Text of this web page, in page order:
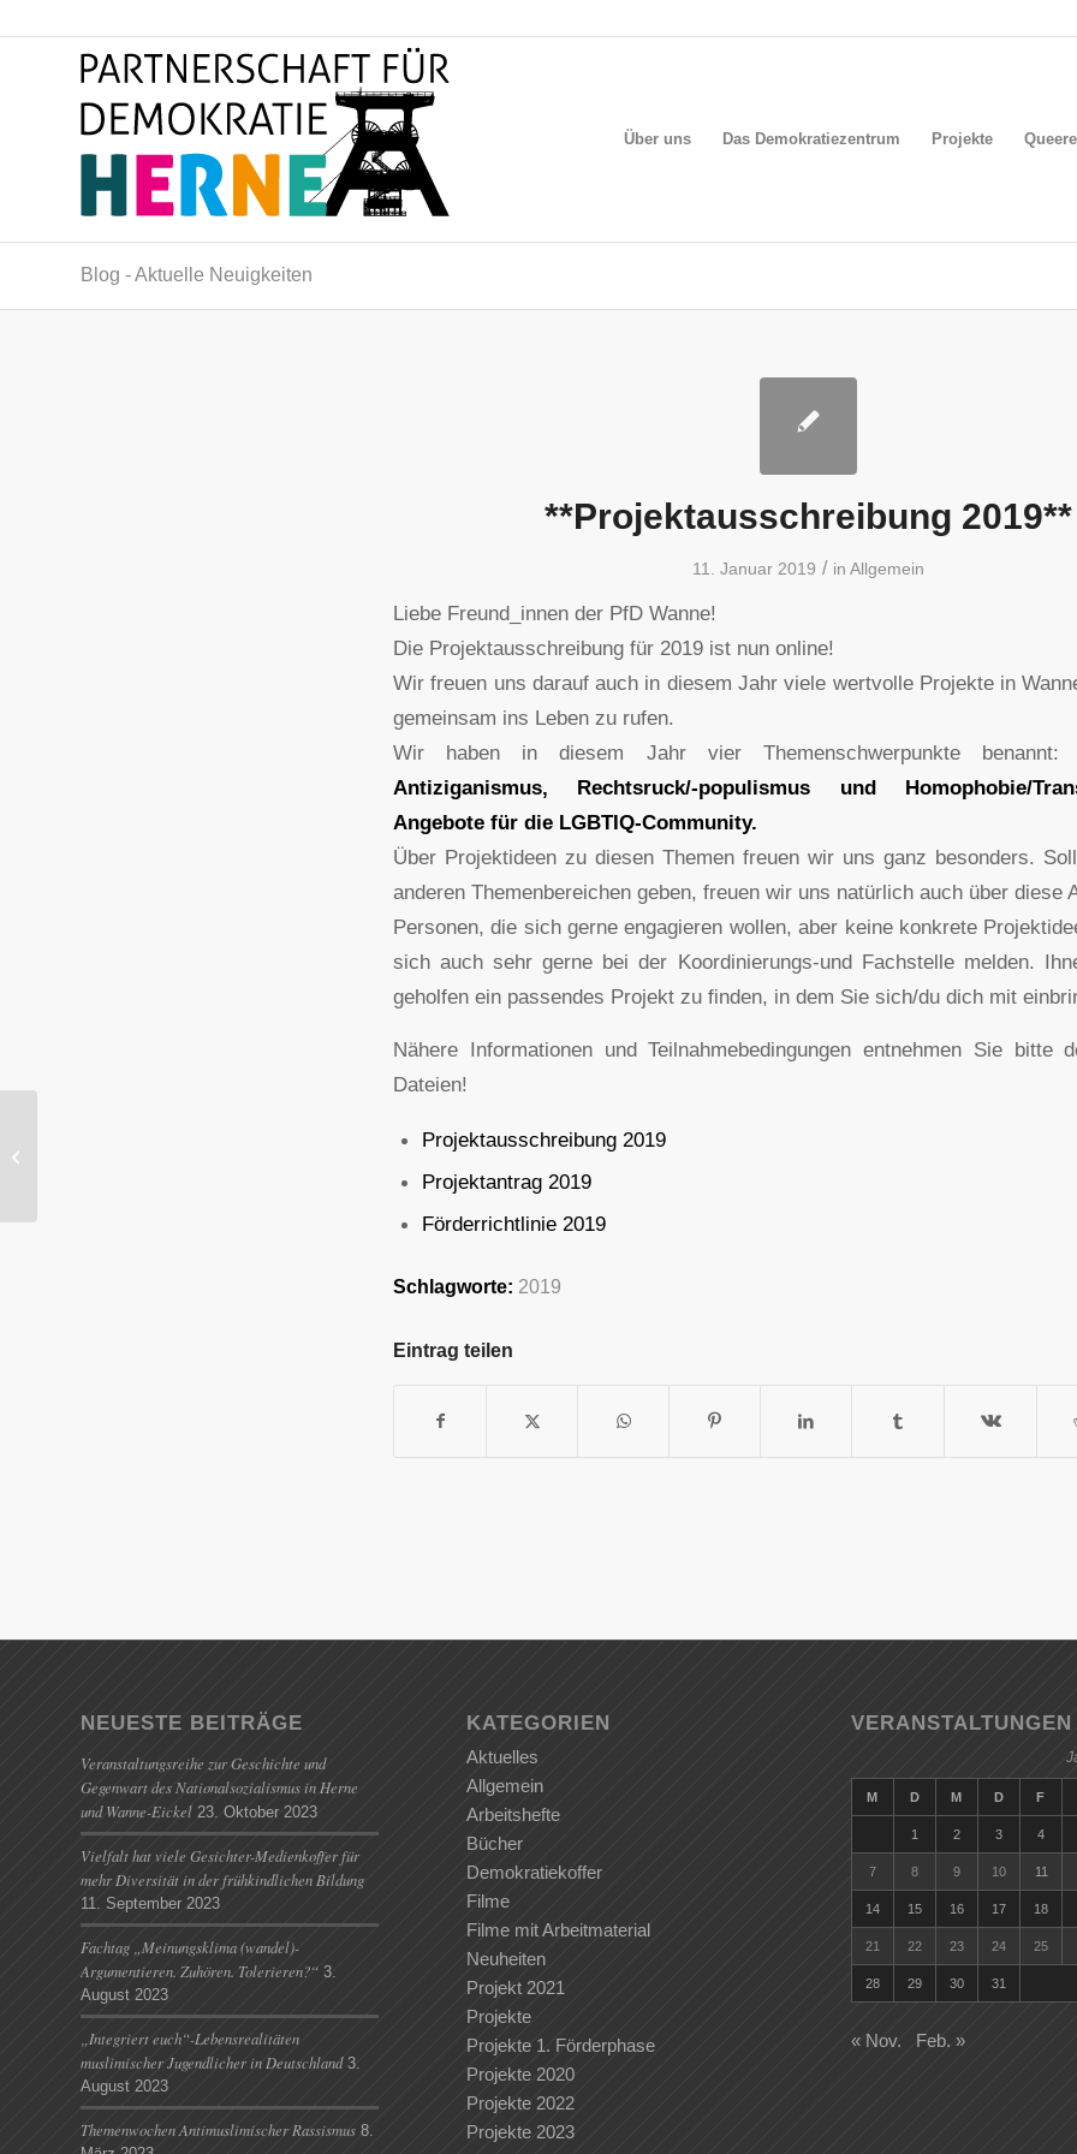
Über uns Das Demokratiezentrum Projekte
Blog - Aktuelle Neuigkeiten
**Projektausschreibung 2019**
11. Januar 2019 / in Allgemein
Liebe Freund_innen der PfD Wanne!
Die Projektausschreibung für 2019 ist nun online!
Wir freuen uns darauf auch in diesem Jahr viele wertvolle Projekte in
gemeinsam ins Leben zu rufen.
Wir haben in diesem Jahr vier Themenschwerpunkte
Antiziganismus, Rechtsruck/-populismus und Homophobie/
Angebote für die LGBTIQ-Community.
Über Projektideen zu diesen Themen freuen wir uns ganz besonders.
anderen Themenbereichen geben, freuen wir uns natürlich auch über diese
Personen, die sich gerne engagieren wollen, aber keine konkrete
sich auch sehr gerne bei der Koordinierungs-und Fachstelle melden.
geholfen ein passendes Projekt zu finden, in dem Sie sich/du dich mit
Nähere Informationen und Teilnahmebedingungen entnehmen Sie bitte
Dateien!
Projektausschreibung 2019
Projektantrag 2019
Förderrichtlinie 2019
Schlagworte: 2019
Eintrag teilen
NEUESTE BEITRÄGE
Veranstaltungsreihe zur Geschichte und
Gegenwart des Nationalsozialismus in Herne
und Wanne-Eickel 23. Oktober 2023
Vielfalt hat viele Gesichter-Medienkoffer für
mehr Diversität in der frühkindlichen Bildung
11. September 2023
Fachtag „Meinungsklima (wandel)-
Argumentieren. Zuhören. Tolerieren?“ 3.
August 2023
„Integriert euch“-Lebensrealitäten
muslimischer Jugendlicher in Deutschland 3.
August 2023
Themenwochen Antimuslimischer Rassismus 8.
KATEGORIEN
Aktuelles
Allgemein
Arbeitshefte
Bücher
Demokratiekoffer
Filme
Filme mit Arbeitmaterial
Neuheiten
Projekt 2021
Projekte
Projekte 1. Förderphase
Projekte 2020
Projekte 2022
Projekte 2023
VERANSTALTUNGEN
M D M D F
1 2 3 4
7 8 9 10 11
14 15 16 17 18
21 22 23 24 25
28 29 30 31
« Nov. Feb. »